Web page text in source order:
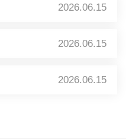
2026.06.15
2026.06.15
2026.06.15